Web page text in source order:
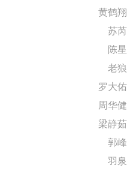
黄鹤翔
苏芮
陈星
老狼
罗大佑
周华健
梁静茹
郭峰
羽泉